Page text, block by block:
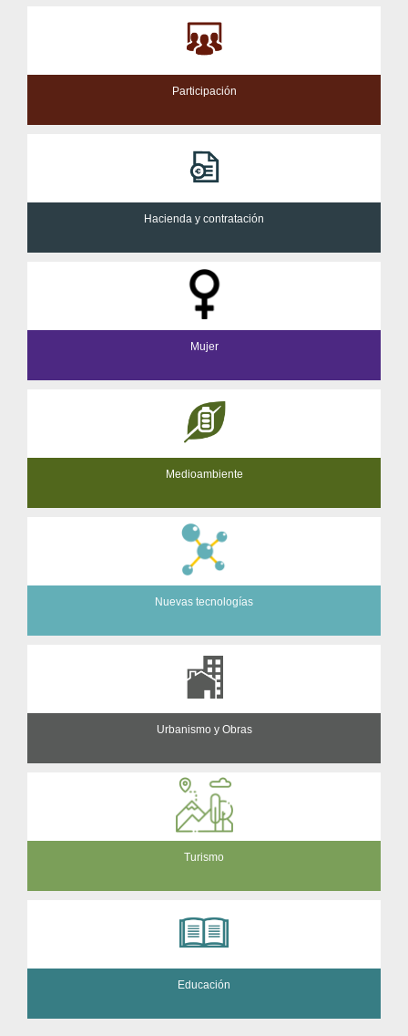
Participación
Hacienda y contratación
Mujer
Medioambiente
Nuevas tecnologías
Urbanismo y Obras
Turismo
Educación